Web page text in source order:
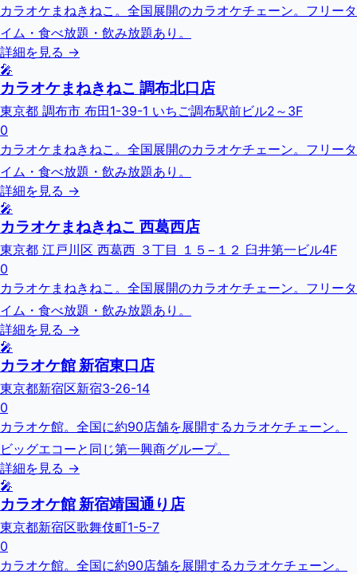
カラオケまねきねこ。全国展開のカラオケチェーン。フリータ
イム・食べ放題・飲み放題あり。
詳細を見る →
🎤
カラオケまねきねこ 調布北口店
東京都 調布市 布田1-39-1 いちご調布駅前ビル2～3F
0
カラオケまねきねこ。全国展開のカラオケチェーン。フリータ
イム・食べ放題・飲み放題あり。
詳細を見る →
🎤
カラオケまねきねこ 西葛西店
東京都 江戸川区 西葛西 ３丁目 １５−１２ 臼井第一ビル4F
0
カラオケまねきねこ。全国展開のカラオケチェーン。フリータ
イム・食べ放題・飲み放題あり。
詳細を見る →
🎤
カラオケ館 新宿東口店
東京都新宿区新宿3-26-14
0
カラオケ館。全国に約90店舗を展開するカラオケチェーン。
ビッグエコーと同じ第一興商グループ。
詳細を見る →
🎤
カラオケ館 新宿靖国通り店
東京都新宿区歌舞伎町1-5-7
0
カラオケ館。全国に約90店舗を展開するカラオケチェーン。